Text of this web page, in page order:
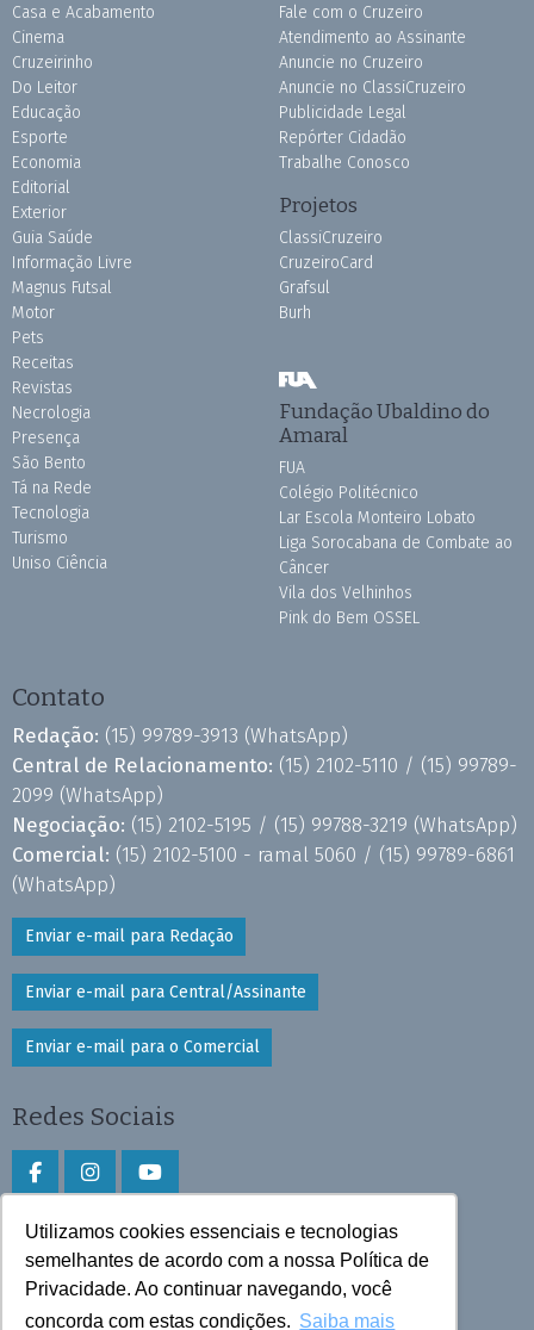
Utilizamos cookies essenciais e tecnologias
semelhantes de acordo com a nossa Política de
Privacidade. Ao continuar navegando, você
concorda com estas condições. Saiba mais
Casa e Acabamento
Cinema
Cruzeirinho
Do Leitor
Educação
Esporte
Economia
Editorial
Exterior
Guia Saúde
Informação Livre
Magnus Futsal
Motor
Pets
Receitas
Revistas
Necrologia
Presença
São Bento
Tá na Rede
Tecnologia
Turismo
Uniso Ciência
Fale com o Cruzeiro
Atendimento ao Assinante
Anuncie no Cruzeiro
Anuncie no ClassiCruzeiro
Publicidade Legal
Repórter Cidadão
Trabalhe Conosco
Projetos
ClassiCruzeiro
CruzeiroCard
Grafsul
Burh
Fundação Ubaldino do
Amaral
FUA
Colégio Politécnico
Lar Escola Monteiro Lobato
Liga Sorocabana de Combate ao
Câncer
Vila dos Velhinhos
Pink do Bem OSSEL
Contato
Redação: (15) 99789-3913 (WhatsApp)
Central de Relacionamento: (15) 2102-5110 / (15) 99789-
2099 (WhatsApp)
Negociação: (15) 2102-5195 / (15) 99788-3219 (WhatsApp)
Comercial: (15) 2102-5100 - ramal 5060 / (15) 99789-6861
(WhatsApp)
Enviar e-mail para Redação
Enviar e-mail para Central/Assinante
Enviar e-mail para o Comercial
Redes Sociais
Faça download do aplicativo
Play Store e App Store